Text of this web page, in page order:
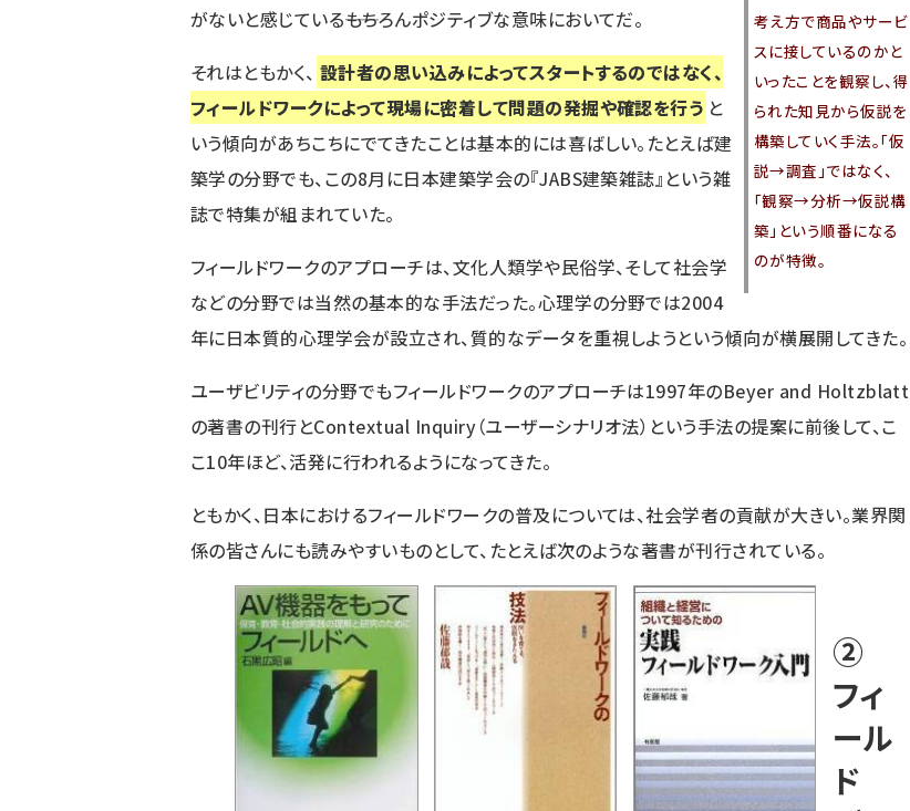
考え方で商品やサービ
スに接しているのかと
いったことを観察し、得
られた知見から仮説を
構築していく手法。「仮
説→調査」ではなく、
「観察→分析→仮説構
築」という順番になる
のが特徴。
がないと感じている――もちろんポジティブな意味においてだ。
それはともかく、 設計者の思い込みによってスタートするのではなく、
フィールドワークによって現場に密着して問題の発掘や確認を行う と
いう傾向があちこちにでてきたことは基本的には喜ばしい。たとえば建
築学の分野でも、この8月に日本建築学会の『JABS建築雑誌』という雑
誌で特集が組まれていた。
フィールドワークのアプローチは、文化人類学や民俗学、そして社会学
などの分野では当然の基本的な手法だった。心理学の分野では2004
年に日本質的心理学会が設立され、質的なデータを重視しようという傾向が横展開してきた。
ユーザビリティの分野でもフィールドワークのアプローチは1997年のBeyer and Holtzblatt
の著書の刊行とContextual Inquiry（ユーザーシナリオ法）という手法の提案に前後して、こ
こ10年ほど、活発に行われるようになってきた。
ともかく、日本におけるフィールドワークの普及については、社会学者の貢献が大きい。業界関
係の皆さんにも読みやすいものとして、たとえば次のような著書が刊行されている。
②
フィ
ール
ド